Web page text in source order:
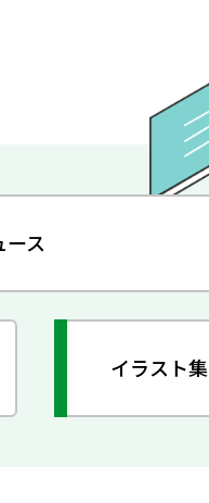
ース
イラスト集